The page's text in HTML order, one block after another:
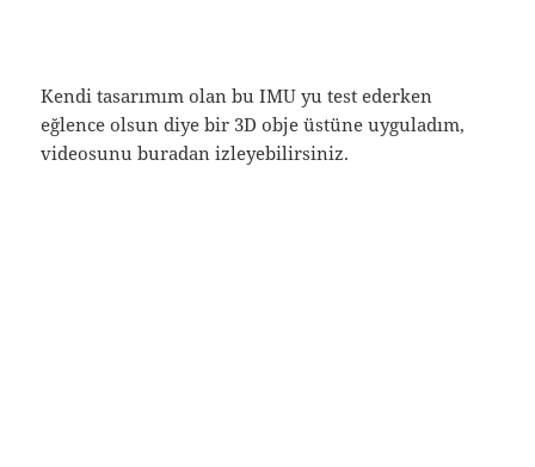
Kendi tasarımım olan bu IMU yu test ederken
eğlence olsun diye bir 3D obje üstüne uyguladım,
videosunu buradan izleyebilirsiniz.